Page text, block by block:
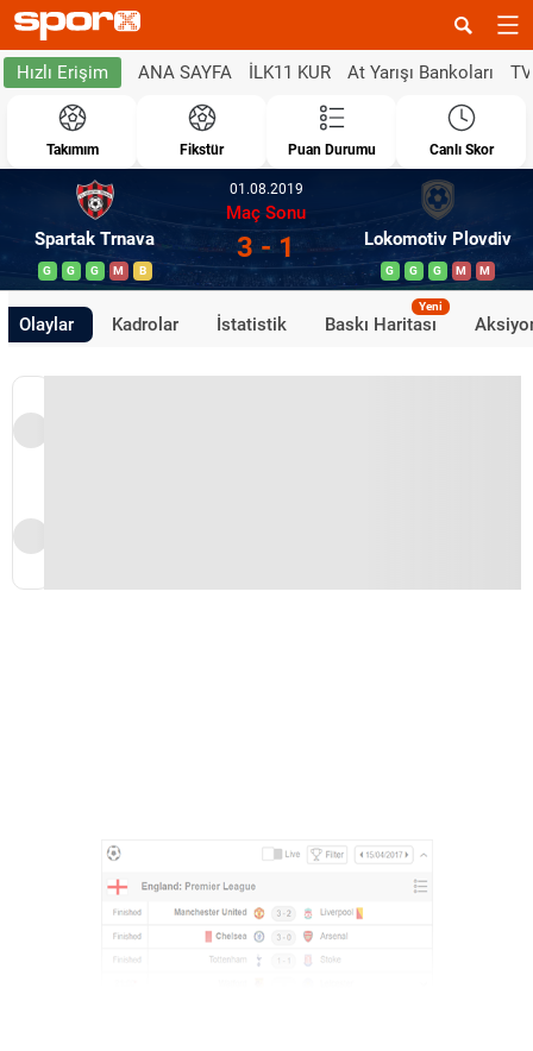
Hızlı Erişim ANA SAYFA İLK11 KUR At Yarışı Bankoları
Takımım Fikstür Puan Durumu Canlı Skor
Spartak Trnava
G G G M B
01.08.2019
Maç Sonu
3 - 1 Lokomotiv Plovdiv
G G G M M
Olaylar Kadrolar İstatistik Baskı Haritası
Yeni